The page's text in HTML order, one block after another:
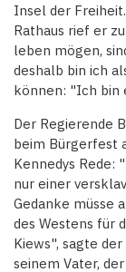
Insel der
Rathaus rief er
leben mögen,
deshalb bin ich
können: "Ich bin
Der Regierende
beim Bürgerfest
Kennedys Rede:
nur einer
Gedanke müsse
des Westens für
Kiews", sagte
seinem Vater,